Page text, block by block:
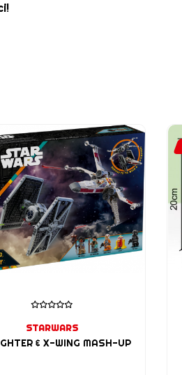
STARWARS
& X-WING MASH-UP